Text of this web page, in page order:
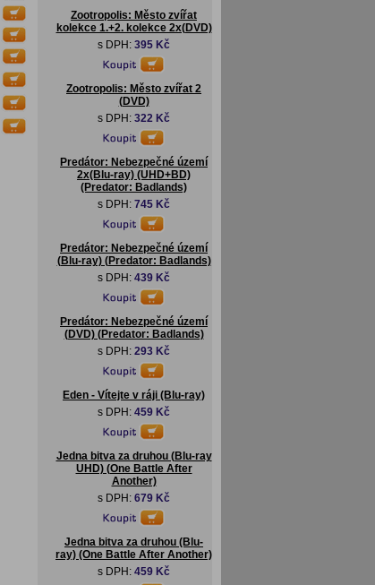
Zootropolis: Město zvířat
kolekce 1.+2. kolekce 2x(DVD)
s DPH: 395 Kč
Zootropolis: Město zvířat 2
(DVD)
s DPH: 322 Kč
Predátor: Nebezpečné území
2x(Blu-ray) (UHD+BD)
(Predator: Badlands)
s DPH: 745 Kč
Predátor: Nebezpečné území
(Blu-ray) (Predator: Badlands)
s DPH: 439 Kč
Predátor: Nebezpečné území
(DVD) (Predator: Badlands)
s DPH: 293 Kč
Eden - Vítejte v ráji (Blu-ray)
s DPH: 459 Kč
Jedna bitva za druhou (Blu-ray
UHD) (One Battle After
Another)
s DPH: 679 Kč
Jedna bitva za druhou (Blu-
ray) (One Battle After Another)
s DPH: 459 Kč